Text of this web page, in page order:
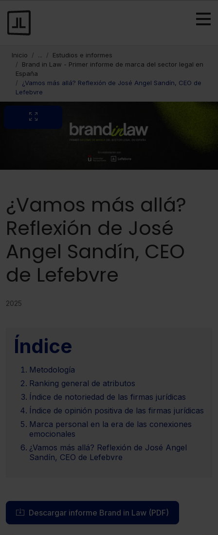
Inicio ...
Estudios e informes
Brand in Law - Primer informe de marca del sector legal en
España
¿Vamos más allá? Reflexión de José Angel Sandín, CEO de
Lefebvre
¿Vamos más allá?
Reflexión de José
Angel Sandín, CEO
de Lefebvre
2025
Descargar informe Brand in Law (PDF)
Índice
Metodología
Ranking general de atributos
Índice de notoriedad de las firmas jurídicas
Índice de opinión positiva de las firmas jurídicas
Marca personal en la era de las conexiones
emocionales
¿Vamos más allá? Reflexión de José Angel
Sandín, CEO de Lefebvre